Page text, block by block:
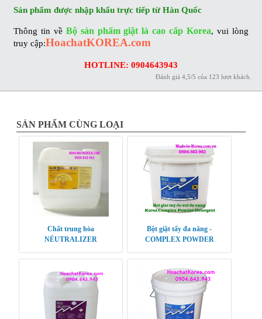
Sản phẩm được nhập khẩu trực tiếp từ Hàn Quốc
Thông tin về Bộ sản phẩm giặt là cao cấp Korea, vui lòng
truy cập:HoachatKOREA.com
HOTLINE: 0904643943
Đánh giá 4,5/5 của 123 lượt khách.
SẢN PHẨM CÙNG LOẠI
Chất trung hòa
NẺUTRALIZER
Bột giặt tẩy đa năng -
COMPLEX POWDER